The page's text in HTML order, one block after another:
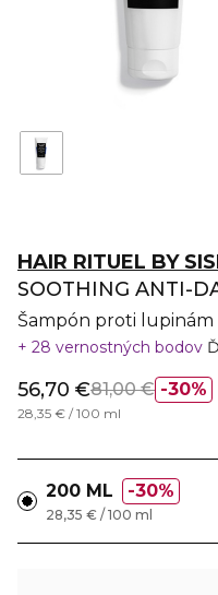
HAIR RITUEL BY
SOOTHING ANTI-
Šampón proti lupinám
28 vernostných bodov
30%
56,70 €81,00 €
28,35 € / 100 ml
200 ML 30%
28,35 € / 100 ml